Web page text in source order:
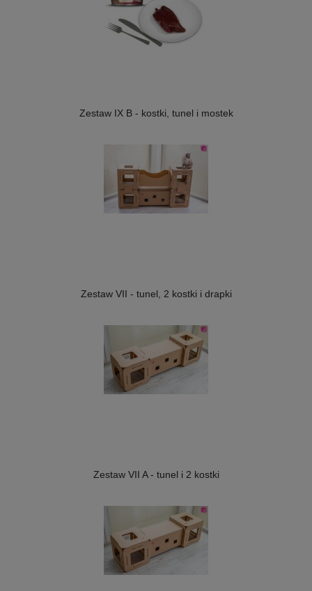
Zestaw IX B - kostki, tunel i mostek
Zestaw VII - tunel, 2 kostki i drapki
Zestaw VII A - tunel i 2 kostki